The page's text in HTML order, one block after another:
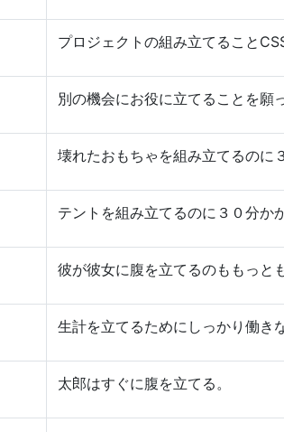
プロジェクトの組み立てること
別の機会にお役に立てることを願
壊れたおもちゃを組み立てるのに
テントを組み立てるのに３０分か
彼が彼女に腹を立てるのももっとも
生計を立てるためにしっかり働き
太郎はすぐに腹を立てる。